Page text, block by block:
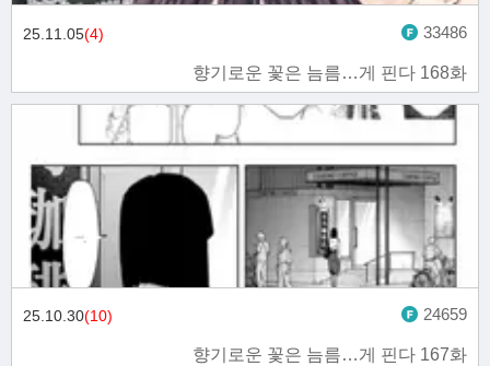
향기로운 꽃은 늠름…게 핀다 168화
25.11.05(4) 33486
향기로운 꽃은 늠름…게 핀다 167화
25.10.30(10) 24659